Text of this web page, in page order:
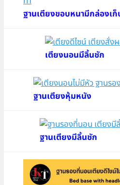
ฐานเตียงขอบหนามีกล่องเ
เตียงนอนมีลิ้นชัก
ฐานเตียงหุ้มหนัง
ฐานเตียงมีลิ้นชัก